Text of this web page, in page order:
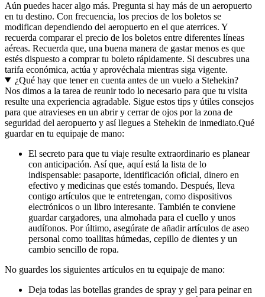
Aún puedes hacer algo más. Pregunta si hay más de un aeropuerto
en tu destino. Con frecuencia, los precios de los boletos se
modifican dependiendo del aeropuerto en el que aterrices. Y
recuerda comparar el precio de los boletos entre diferentes líneas
aéreas. Recuerda que, una buena manera de gastar menos es que
estés dispuesto a comprar tu boleto rápidamente. Si descubres una
tarifa económica, actúa y aprovéchala mientras siga vigente.
¿Qué hay que tener en cuenta antes de un vuelo a Stehekin?
Nos dimos a la tarea de reunir todo lo necesario para que tu visita
resulte una experiencia agradable. Sigue estos tips y útiles consejos
para que atravieses en un abrir y cerrar de ojos por la zona de
seguridad del aeropuerto y así llegues a Stehekin de inmediato.Qué
guardar en tu equipaje de mano:
El secreto para que tu viaje resulte extraordinario es planear
con anticipación. Así que, aquí está la lista de lo
indispensable: pasaporte, identificación oficial, dinero en
efectivo y medicinas que estés tomando. Después, lleva
contigo artículos que te entretengan, como dispositivos
electrónicos o un libro interesante. También te conviene
guardar cargadores, una almohada para el cuello y unos
audífonos. Por último, asegúrate de añadir artículos de aseo
personal como toallitas húmedas, cepillo de dientes y un
cambio sencillo de ropa.
No guardes los siguientes artículos en tu equipaje de mano:
Deja todas las botellas grandes de spray y gel para peinar en